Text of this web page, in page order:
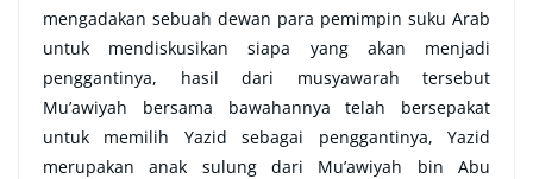
mengadakan sebuah dewan para pemimpin suku Arab
untuk mendiskusikan siapa yang akan menjadi
penggantinya, hasil dari musyawarah tersebut
Mu’awiyah bersama bawahannya telah bersepakat
untuk memilih Yazid sebagai penggantinya, Yazid
merupakan anak sulung dari Mu’awiyah bin Abu